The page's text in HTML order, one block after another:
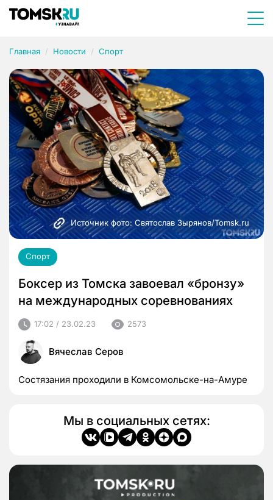
Главная Новости Спорт
Источник фото: Святослав Зырянов/Tomsk.ru
Спорт
Боксер из Томска завоевал «бронзу»
на международных соревнованиях
17:02 / 23.02.23 2573
Вячеслав Серов
Состязания проходили в Комсомольске-на-Амуре
Мы в социальных сетях: